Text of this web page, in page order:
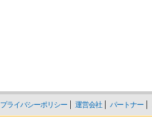
プライバシーポリシー 運営会社 パートナー